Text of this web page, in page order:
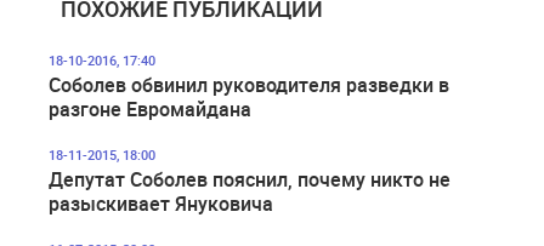
ПОХОЖИЕ ПУБЛИКАЦИИ
18-10-2016, 17:40
Соболев обвинил руководителя разведки в
разгоне Евромайдана
18-11-2015, 18:00
Депутат Соболев пояснил, почему никто не
разыскивает Януковича